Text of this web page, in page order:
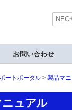
お問い合わせ
ートポータル 製品マ
ニュアル